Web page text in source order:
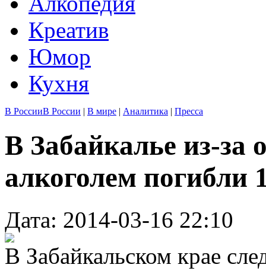
Креатив
Юмор
Кухня
В РоссииВ России | В мире | Аналитика | Пресса
В Забайкалье из-за
алкоголем погибли
Дата: 2014-03-16 22:10
В Забайкальском крае